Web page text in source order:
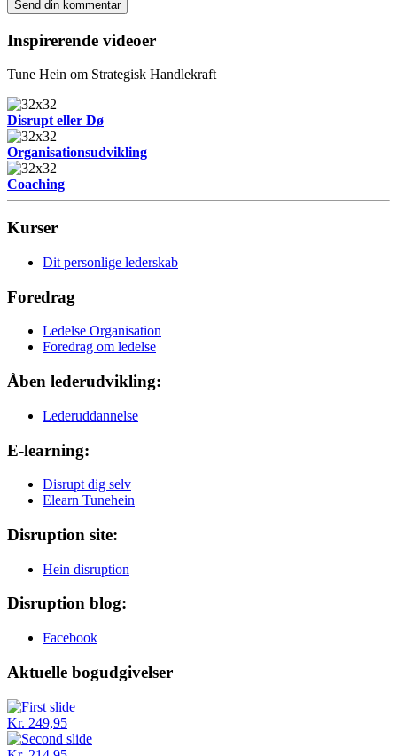
Inspirerende videoer
Tune Hein om Strategisk Handlekraft
Disrupt eller Dø
Organisationsudvikling
Coaching
Kurser
Dit personlige lederskab
Foredrag
Ledelse Organisation
Foredrag om ledelse
Åben lederudvikling:
Lederuddannelse
E-learning:
Disrupt dig selv
Elearn Tunehein
Disruption site:
Hein disruption
Disruption blog:
Facebook
Aktuelle bogudgivelser
Kr. 249,95